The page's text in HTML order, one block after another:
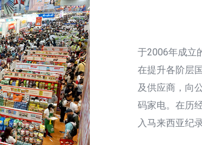
于2006年成立
在提升各阶层
及供应商，向
码家电。在历
入马来西亚纪